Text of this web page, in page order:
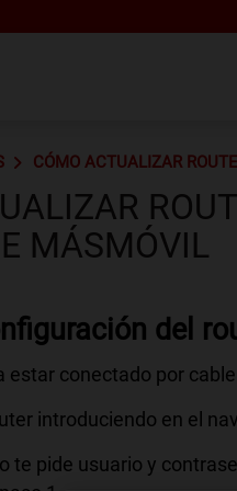
CÓMO ACTUALIZAR
MÁSMÓVIL
del
estar conectado por
introduciendo en el
te pide usuario y